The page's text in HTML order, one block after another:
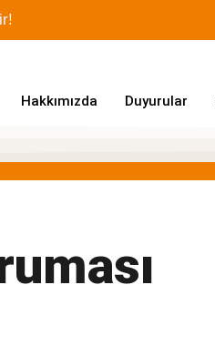
Hakkımızda Duyurular